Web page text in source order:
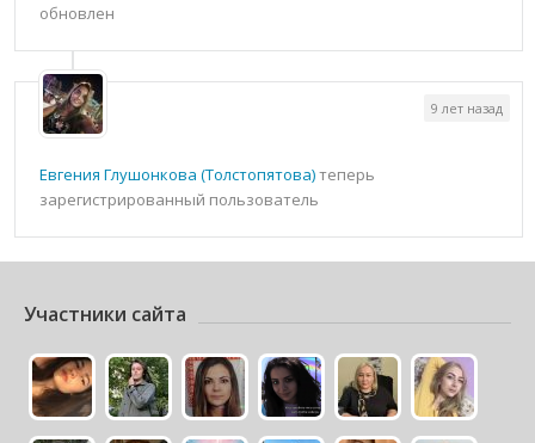
обновлен
Евгения Глушонкова (Толстопятова)теперь
зарегистрированный пользователь
9 лет назад
Участники сайта